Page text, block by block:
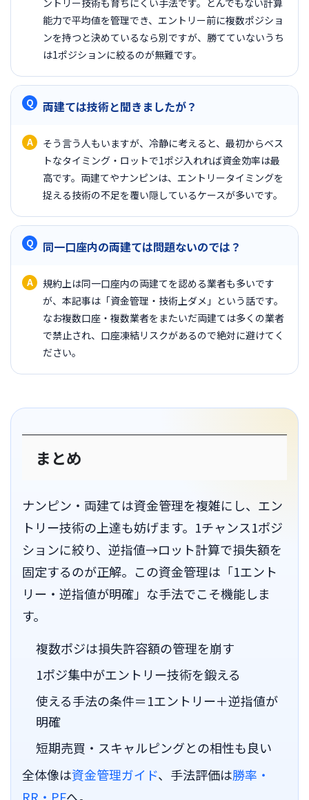
能力で平均値を管理でき、エントリー前に複数ポジショ
ンを持つと決めているなら別ですが、勝てていないうち
は1ポジションに絞るのが無難です。
両建ては技術と聞きましたが？
そう言う人もいますが、冷静に考えると、最初からベス
トなタイミング・ロットで1ポジ入れれば資金効率は最
高です。両建てやナンピンは、エントリータイミングを
捉える技術の不足を覆い隠しているケースが多いです。
同一口座内の両建ては問題ないのでは？
規約上は同一口座内の両建てを認める業者も多いです
が、本記事は「資金管理・技術上ダメ」という話です。
なお複数口座・複数業者をまたいだ両建ては多くの業者
で禁止され、口座凍結リスクがあるので絶対に避けてく
ださい。
まとめ
ナンピン・両建ては資金管理を複雑にし、エン
トリー技術の上達も妨げます。1チャンス1ポジ
ションに絞り、逆指値→ロット計算で損失額を
固定するのが正解。この資金管理は「1エント
リー・逆指値が明確」な手法でこそ機能しま
す。
複数ポジは損失許容額の管理を崩す
1ポジ集中がエントリー技術を鍛える
使える手法の条件＝1エントリー＋逆指値が
明確
短期売買・スキャルピングとの相性も良い
全体像は資金管理ガイド、手法評価は勝率・
RR・PFへ。